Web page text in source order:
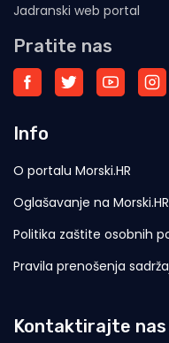
Jadranski web portal
Pratite nas
Info
O portalu Morski.HR
Oglašavanje na Morski.HR
Politika zaštite osobnih
Pravila prenošenja
Kontaktirajte nas